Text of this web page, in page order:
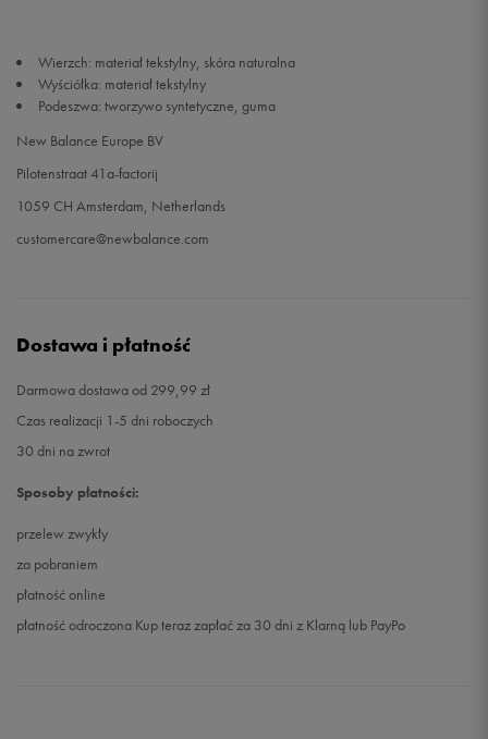
Wierzch: materiał tekstylny, skóra naturalna
Wyściółka: materiał tekstylny
Podeszwa: tworzywo syntetyczne, guma
New Balance Europe BV
Pilotenstraat 41a-factorij
1059 CH Amsterdam, Netherlands
customercare@newbalance.com
Dostawa i płatność
Darmowa dostawa od 299,99 zł
Czas realizacji 1-5 dni roboczych
30 dni na zwrot
Sposoby płatności:
przelew zwykły
za pobraniem
płatność online
płatność odroczona Kup teraz zapłać za 30 dni z Klarną lub PayPo